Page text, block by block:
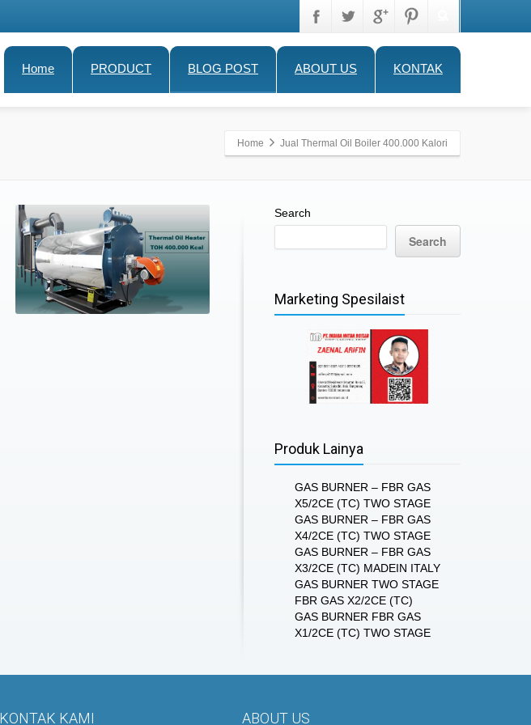
Home PRODUCT BLOG POST ABOUT US KONTAK
Home Jual Thermal Oil Boiler 400.000 Kalori
Search
Search
Marketing Spesilaist
Produk Lainya
GAS BURNER – FBR GAS
X5/2CE (TC) TWO STAGE
GAS BURNER – FBR GAS
X4/2CE (TC) TWO STAGE
GAS BURNER – FBR GAS
X3/2CE (TC) MADEIN ITALY
GAS BURNER TWO STAGE
FBR GAS X2/2CE (TC)
GAS BURNER FBR GAS
X1/2CE (TC) TWO STAGE
KONTAK KAMI ABOUT US